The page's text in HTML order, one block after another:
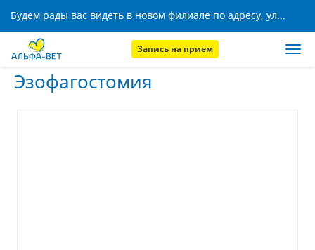
Будем рады вас видеть в новом филиале по адресу, ул. Кижеватова, 8!
Запись на прием
Главная Эзофагостомия
Эзофагостомия